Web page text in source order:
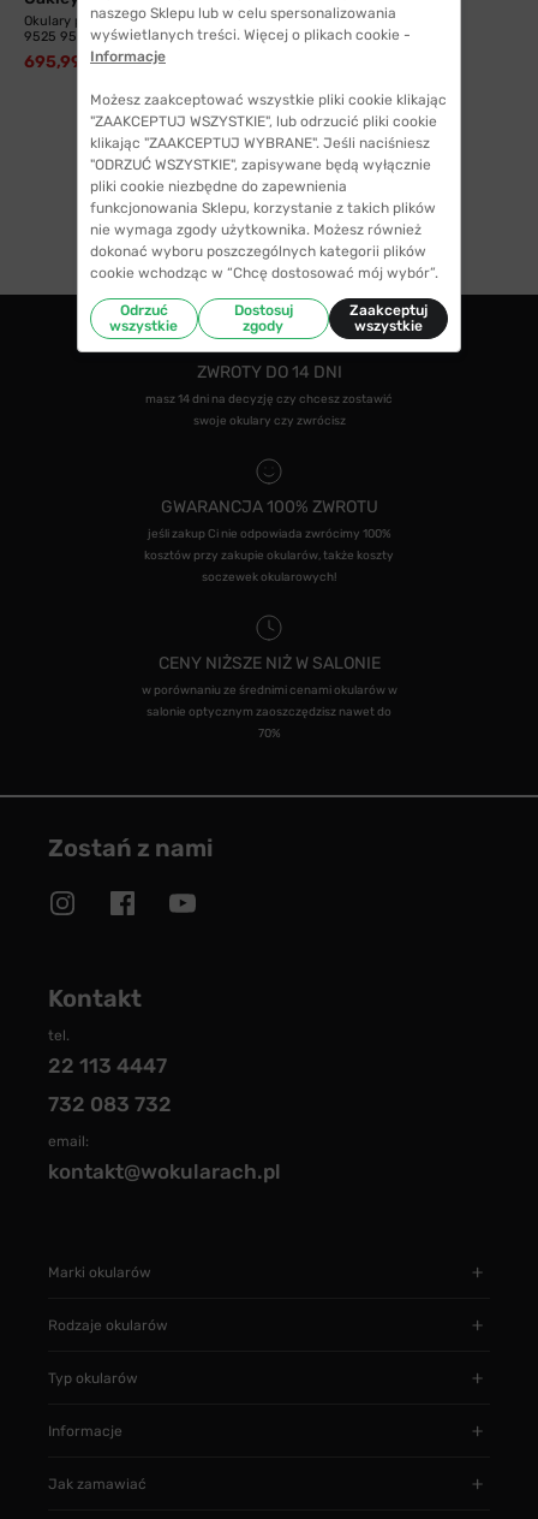
Okulary przeciwsłoneczne Oakley
9525 952507...
695,99 zł 945,00 zł
1
ZWROTY DO 14 DNI
masz 14 dni na decyzję czy chcesz zostawić
swoje okulary czy zwrócisz
GWARANCJA 100% ZWROTU
jeśli zakup Ci nie odpowiada zwrócimy 100%
kosztów przy zakupie okularów, także koszty
soczewek okularowych!
CENY NIŻSZE NIŻ W SALONIE
w porównaniu ze średnimi cenami okularów w
salonie optycznym zaoszczędzisz nawet do
70%
Zostań z nami
Kontakt
tel.
22 113 4447
732 083 732
email:
kontakt@wokularach.pl
Marki okularów
Rodzaje okularów
Typ okularów
Informacje
Jak zamawiać
naszego Sklepu lub w celu spersonalizowania
wyświetlanych treści. Więcej o plikach cookie -
Informacje
Możesz zaakceptować wszystkie pliki cookie klikając
"ZAAKCEPTUJ WSZYSTKIE", lub odrzucić pliki cookie
klikając "ZAAKCEPTUJ WYBRANE". Jeśli naciśniesz
"ODRZUĆ WSZYSTKIE", zapisywane będą wyłącznie
pliki cookie niezbędne do zapewnienia
funkcjonowania Sklepu, korzystanie z takich plików
nie wymaga zgody użytkownika. Możesz również
dokonać wyboru poszczególnych kategorii plików
cookie wchodząc w “Chcę dostosować mój wybór”.
Odrzuć
wszystkie
Dostosuj
zgody
Zaakceptuj
wszystkie